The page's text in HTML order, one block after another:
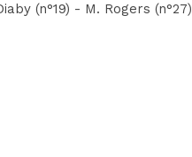
(n°19) - M. Rogers (n°27)